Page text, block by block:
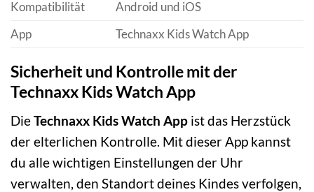
Kompatibilität
Android und iOS
App
Technaxx Kids Watch App
Sicherheit und Kontrolle mit der
Technaxx Kids Watch App
DieTechnaxx Kids Watch App ist das Herzstück
der elterlichen Kontrolle. Mit dieser App kannst
du alle wichtigen Einstellungen der Uhr
verwalten, den Standort deines Kindes verfolgen,